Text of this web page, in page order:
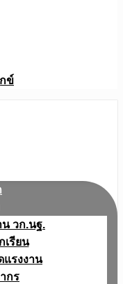
ข์
วก.นฐ.
รียน
รงงาน
กร